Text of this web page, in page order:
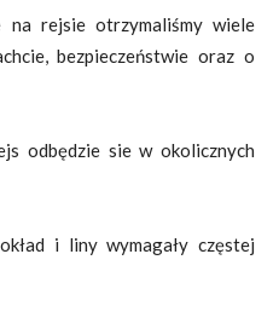
na rejsie otrzymaliśmy wiele
bezpieczeństwie oraz o
odbędzie sie w okolicznych
i liny wymagały częstej